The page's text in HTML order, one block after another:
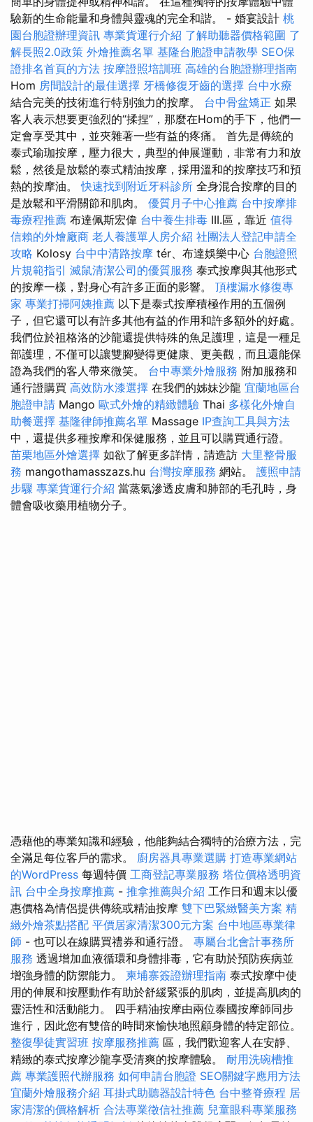
驗新的生命能量和身體與靈魂的完全和諧。 - 婚宴設計 桃
園台胞證辦理資訊 專業貨運行介紹 了解助聽器價格範圍 了
解長照2.0政策 外燴推薦名單 基隆台胞證申請教學 SEO保
證排名首頁的方法 按摩證照培訓班 高雄的台胞證辦理指南
Hom 房間設計的最佳選擇 牙橋修復牙齒的選擇 台中水療
結合完美的技術進行特別強力的按摩。 台中骨盆矯正 如果
客人表示想要更強烈的“揉捏”，那麼在Hom的手下，他們一
定會享受其中，並夾雜著一些有益的疼痛。 首先是傳統的
泰式瑜珈按摩，壓力很大，典型的伸展運動，非常有力和放
鬆，然後是放鬆的泰式精油按摩，採用溫和的按摩技巧和預
熱的按摩油。快速找到附近牙科診所 全身混合按摩的目的
是放鬆和平滑關節和肌肉。 優質月子中心推薦 台中按摩排
毒療程推薦 布達佩斯宏偉 台中養生排毒 III.區，靠近 值得
信賴的外燴廠商 老人養護單人房介紹 社團法人登記申請全
攻略 Kolosy 台中中清路按摩 tér、布達娛樂中心 台胞證照
片規範指引 滅鼠清潔公司的優質服務 泰式按摩與其他形式
的按摩一樣，對身心有許多正面的影響。 頂樓漏水修復專
家 專業打掃阿姨推薦 以下是泰式按摩積極作用的五個例
子，但它還可以有許多其他有益的作用和許多額外的好處。
我們位於祖格洛的沙龍還提供特殊的魚足護理，這是一種足
部護理，不僅可以讓雙腳變得更健康、更美觀，而且還能保
證為我們的客人帶來微笑。 台中專業外燴服務 附加服務和
通行證購買 高效防水漆選擇 在我們的姊妹沙龍 宜蘭地區台
胞證申請 Mango 歐式外燴的精緻體驗 Thai 多樣化外燴自
助餐選擇 基隆律師推薦名單 Massage IP查詢工具與方法
中，還提供多種按摩和保健服務，並且可以購買通行證。
苗栗地區外燴選擇 如欲了解更多詳情，請造訪 大里整骨服
務 mangothamasszazs.hu 台灣按摩服務 網站。 護照申請
步驟 專業貨運行介紹 當蒸氣滲透皮膚和肺部的毛孔時，身
體會吸收藥用植物分子。
憑藉他的專業知識和經驗，他能夠結合獨特的治療方法，完
全滿足每位客戶的需求。 廚房器具專業選購 打造專業網站
的WordPress 每週特價 工商登記專業服務 塔位價格透明資
訊 台中全身按摩推薦 - 推拿推薦與介紹 工作日和週末以優
惠價格為情侶提供傳統或精油按摩 雙下巴緊緻醫美方案 精
緻外燴茶點搭配 平價居家清潔300元方案 台中地區專業律
師 - 也可以在線購買禮券和通行證。 專屬台北會計事務所
服務 透過增加血液循環和身體排毒，它有助於預防疾病並
增強身體的防禦能力。 柬埔寨簽證辦理指南 泰式按摩中使
用的伸展和按壓動作有助於舒緩緊張的肌肉，並提高肌肉的
靈活性和活動能力。 四手精油按摩由兩位泰國按摩師同步
進行，因此您有雙倍的時間來愉快地照顧身體的特定部位。
整復學徒實習班 按摩服務推薦 區，我們歡迎客人在安靜、
精緻的泰式按摩沙龍享受清爽的按摩體驗。 耐用洗碗槽推
薦 專業護照代辦服務 如何申請台胞證 SEO關鍵字應用方法
宜蘭外燴服務介紹 耳掛式助聽器設計特色 台中整脊療程 居
家清潔的價格解析 合法專業徵信社推薦 兒童眼科專業服務